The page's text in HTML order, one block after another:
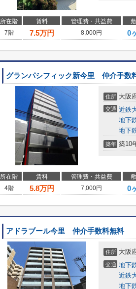
所在階 賃料 管理費・共益費
7階
7.5万円 8,000円 0
グランパシフィック新今里 仲介手数
住所 大阪
交通 近鉄
地下
地下
築年 築10
所在階 賃料 管理費・共益費
4階
5.8万円 7,000円 0
アドラブール今里 仲介手数料無料
住所 大阪
交通 地下
近鉄
地下